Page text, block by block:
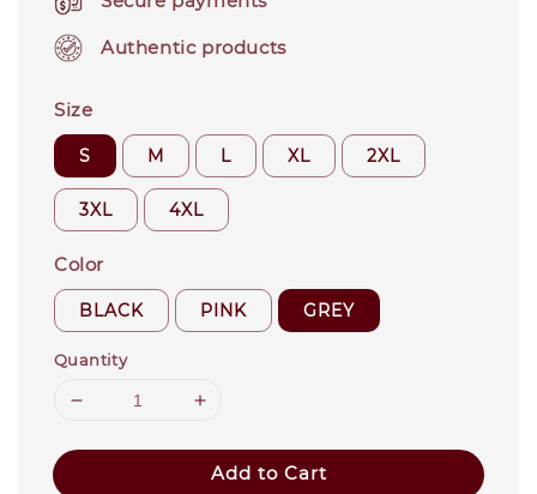
Authentic products
Size
S M L XL 2XL
3XL 4XL
Color
BLACK PINK GREY
Quantity
Add to Cart